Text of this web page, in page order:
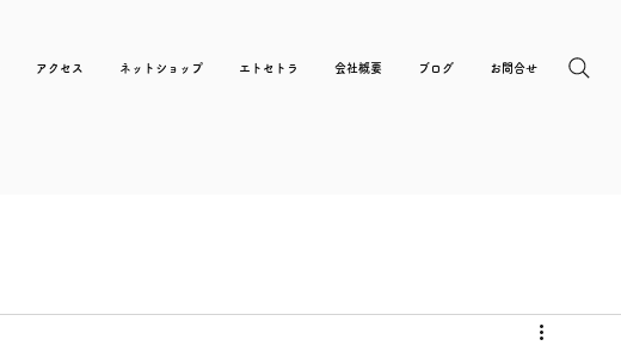
アクセス ネットショップ エトセトラ 会社概要 ブログ お問合せ